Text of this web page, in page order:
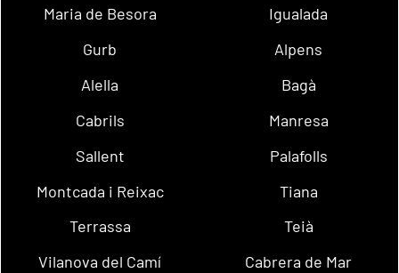
Maria de Besora
Igualada
Gurb
Alpens
Alella
Bagà
Cabrils
Manresa
Sallent
Palafolls
Montcada i Reixac
Tiana
Terrassa
Teià
Vilanova del Camí
Cabrera de Mar